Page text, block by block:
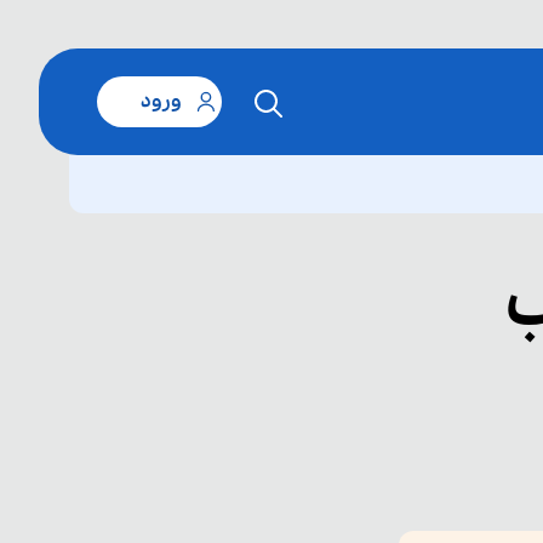
ورود